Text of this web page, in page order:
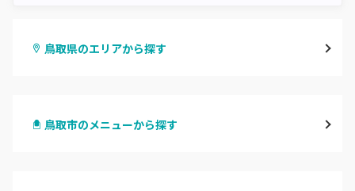
鳥取県のエリアから探す
倉吉・三朝
鳥取市のメニューから探す